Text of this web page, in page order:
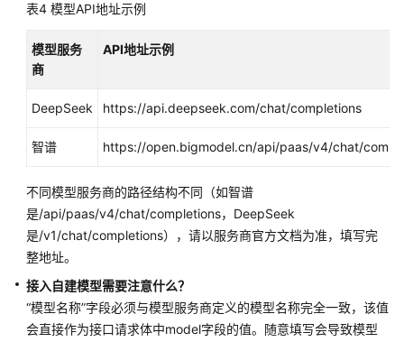
表4 模型API地址示例
模型服务
商
API地址示例
DeepSeek https://api.deepseek.com/chat/completions
智谱 https://open.bigmodel.cn/api/paas/v4/chat/
不同模型服务商的路径结构不同（如智谱
是/api/paas/v4/chat/completions，DeepSeek
是/v1/chat/completions），请以服务商官方文档为准，填写完
整地址。
接入自建模型需要注意什么？
“模型名称”字段必须与模型服务商定义的模型名称完全一致，该值
会直接作为接口请求体中model字段的值。随意填写会导致模型